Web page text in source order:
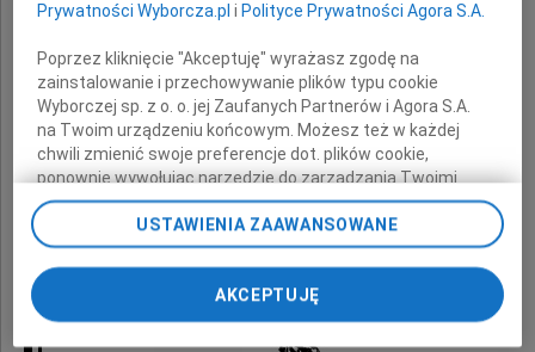
Mamy
składają
koleżanki i koledzy
z Departamentu Analiz
Ministerstwa Skarbu Państwa
Prywatności Wyborcza.pl i Polityce Prywatności Agora S.A.
Poprzez kliknięcie "Akceptuję" wyrażasz zgodę na
zainstalowanie i przechowywanie plików typu cookie
Wyborczej sp. z o. o. jej Zaufanych Partnerów i Agora S.A.
na Twoim urządzeniu końcowym. Możesz też w każdej
chwili zmienić swoje preferencje dot. plików cookie,
ponownie wywołując narzędzie do zarządzania Twoimi
preferencjami dot. przetwarzania danych poprzez
odnośnik „Ustawienia prywatności” w stopce serwisu i
przechodząc do sekcji „Ustawienia zaawansowane”.
Zmiana ustawień plików cookie możliwa jest także za
pomocą ustawień przeglądarki.
My, nasi Zaufani Partnerzy i Agora S.A. możemy
USTAWIENIA ZAAWANSOWANE
AKCEPTUJĘ